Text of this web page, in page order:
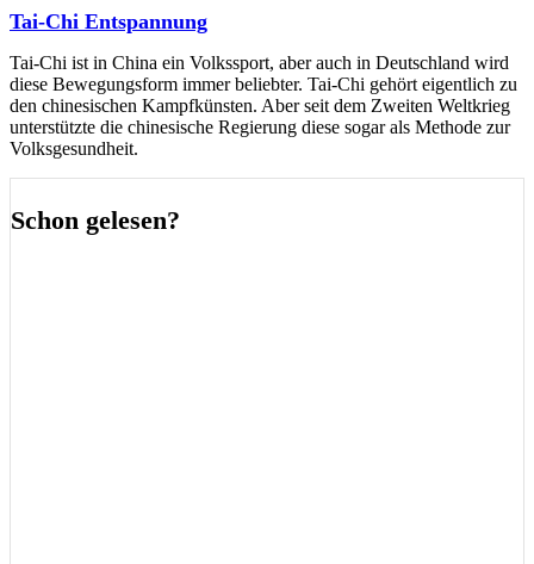
Tai-Chi Entspannung
Tai-Chi ist in China ein Volkssport, aber auch in Deutschland wird
diese Bewegungsform immer beliebter. Tai-Chi gehört eigentlich zu
den chinesischen Kampfkünsten. Aber seit dem Zweiten Weltkrieg
unterstützte die chinesische Regierung diese sogar als Methode zur
Volksgesundheit.
Schon gelesen?